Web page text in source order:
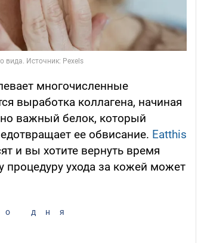
многочисленные
выработка коллагена, начиная
важный белок, который
ее обвисание. Eatthis
и вы хотите вернуть время
процедуру ухода за кожей может
дня